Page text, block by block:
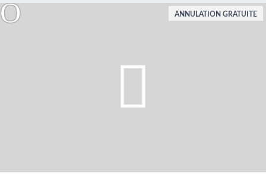
ANNULATION GRATUITE